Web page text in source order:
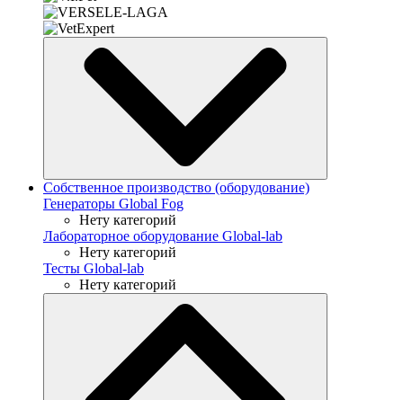
Собственное производство (оборудование)
Генераторы Global Fog
Нету категорий
Лабораторное оборудование Global-lab
Нету категорий
Тесты Global-lab
Нету категорий